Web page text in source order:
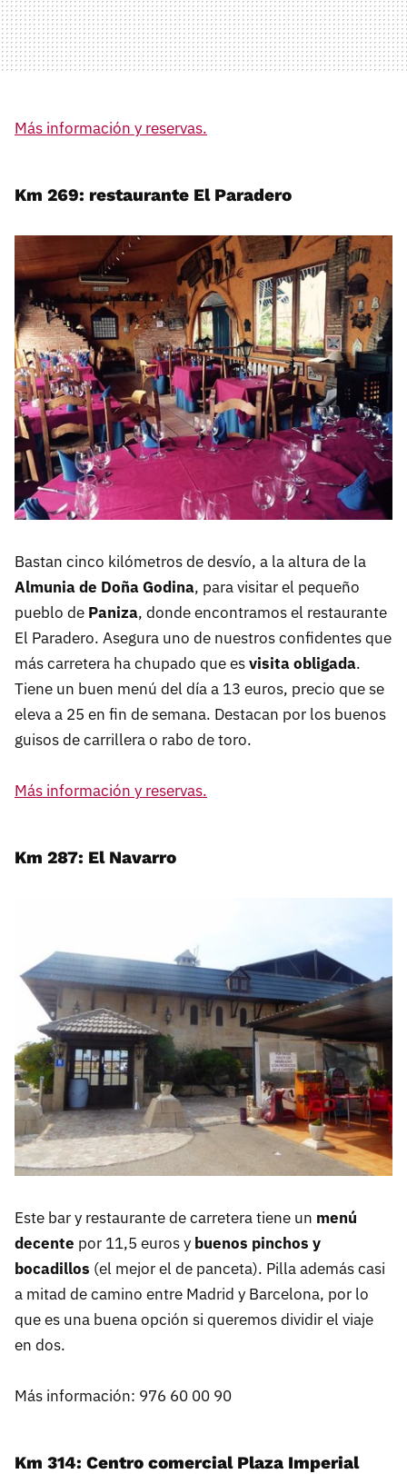
Más información y reservas.
Km 269: restaurante El Paradero
Bastan cinco kilómetros de desvío, a la altura de la
Almunia de Doña Godina, para visitar el pequeño
pueblo de Paniza, donde encontramos el restaurante
El Paradero. Asegura uno de nuestros confidentes que
más carretera ha chupado que esvisita obligada.
Tiene un buen menú del día a 13 euros, precio que se
eleva a 25 en fin de semana. Destacan por los buenos
guisos de carrillera o rabo de toro.
Más información y reservas.
Km 287: El Navarro
Este bar y restaurante de carretera tiene un menú
decente por 11,5 euros y buenos pinchos y
bocadillos (el mejor el de panceta). Pilla además casi
a mitad de camino entre Madrid y Barcelona, por lo
que es una buena opción si queremos dividir el viaje
en dos.
Más información: 976 60 00 90
Km 314: Centro comercial Plaza Imperial